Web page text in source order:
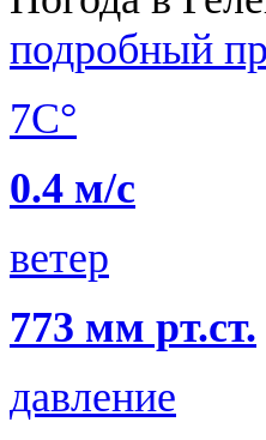
подробный
7C°
0.4 м/с
ветер
773 мм рт.ст.
давление